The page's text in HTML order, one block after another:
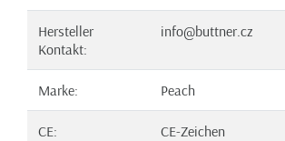
Hersteller
Kontakt:
info@buttner.cz
Marke: Peach
CE: CE-Zeichen